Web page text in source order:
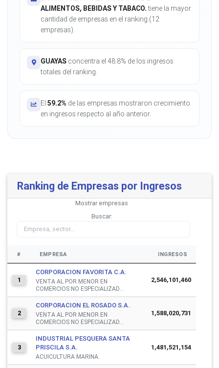
ALIMENTOS, BEBIDAS Y TABACO.tiene la mayor
cantidad de empresas en el ranking (12
empresas).
GUAYAS concentra el 48.8% de los ingresos
totales del ranking.
El 59.2% de las empresas mostraron crecimiento
en ingresos respecto al año anterior.
Ranking de Empresas por Ingresos
Mostrar empresas
Buscar:
# EMPRESA INGRESOS
1
CORPORACION FAVORITA C.A.
VENTA AL POR MENOR EN
COMERCIOS NO ESPECIALIZAD...
2,546,101,460
2
CORPORACION EL ROSADO S.A.
VENTA AL POR MENOR EN
COMERCIOS NO ESPECIALIZAD...
1,588,020,731
3
INDUSTRIAL PESQUERA SANTA
PRISCILA S.A.
ACUICULTURA MARINA.
1,481,521,154